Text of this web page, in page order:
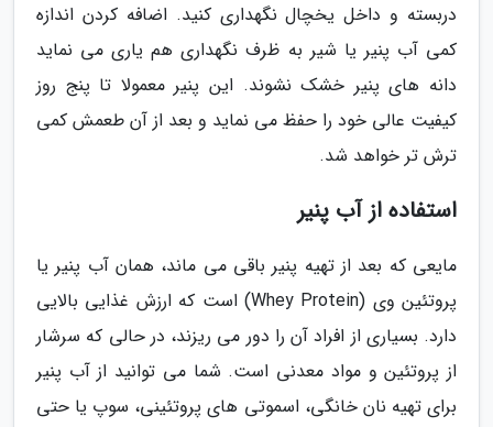
دربسته و داخل یخچال نگهداری کنید. اضافه کردن اندازه
کمی آب پنیر یا شیر به ظرف نگهداری هم یاری می نماید
دانه های پنیر خشک نشوند. این پنیر معمولا تا پنج روز
کیفیت عالی خود را حفظ می نماید و بعد از آن طعمش کمی
ترش تر خواهد شد.
استفاده از آب پنیر
مایعی که بعد از تهیه پنیر باقی می ماند، همان آب پنیر یا
پروتئین وی (Whey Protein) است که ارزش غذایی بالایی
دارد. بسیاری از افراد آن را دور می ریزند، در حالی که سرشار
از پروتئین و مواد معدنی است. شما می توانید از آب پنیر
برای تهیه نان خانگی، اسموتی های پروتئینی، سوپ یا حتی